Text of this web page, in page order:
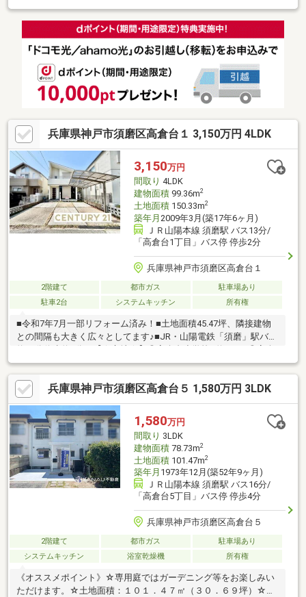
㎡ 共有持分（1/18）※眺望景観形成地域（須磨海浜公園、ビー
ナステラス）、準防火地域、第5種高度地区※その他交通：山陽電
鉄本線「山陽須磨」駅より徒歩約7分（約550m）※その他交通：
山陽電鉄本線「月見山」駅より徒歩約4分（約270m）※各階面
合は、現況優先とします。※司法書士は売主
兵庫県神戸市須磨区高倉台１ 3,150万円 4LDK
3,150万円
間取り 4LDK
建物面積99.36m2
土地面積150.33m2
築年月 2009年3月(築17年6ヶ月)
ＪＲ山陽本線 須磨駅 バス13分/
「高倉台1丁目」バス停 停歩2分
兵庫県神戸市須磨区高倉台１
2階建て 都市ガス
駐車場あり
駐車2台
システムキッチン 所有権
■令和7年7月一部リフォーム済み！■土地面積45.47坪、隣接建物
との間隔も大きく広々としてます♪■JR・山陽電鉄「須磨」駅バス
約13分停歩約2分！【☆立地☆】◎高倉台小学校…約300ｍ◎高倉
台中学校…約300ｍ◎ヤマダストアー須磨離宮公園前店…約800ｍ
◎ドラッグストアコスモス多井畑店…約1000ｍ◎コーナン須磨イ
ンター店…約800ｍ◎高倉台公園…約300ｍ【☆リフォーム内容
☆】2025年5月：防水コーキング2025年7月：壁・天井(クロス・
塗装)
兵庫県神戸市須磨区高倉台５ 1,580万円 3LDK
1,580万円
間取り 3LDK
建物面積78.73m2
土地面積101.47m2
築年月 1973年12月(築52年9ヶ月)
ＪＲ山陽本線 須磨駅 バス16分/
「高倉台5丁目」バス停 停歩4分
兵庫県神戸市須磨区高倉台５
2階建て 都市ガス
駐車場あり
システムキッチン
浴室乾燥機 所有権
《オススメポイント》☆専用庭ではガーデニング等をお楽しみい
ただけます。☆土地面積：１０１．４７㎡（３０．６９坪）☆南